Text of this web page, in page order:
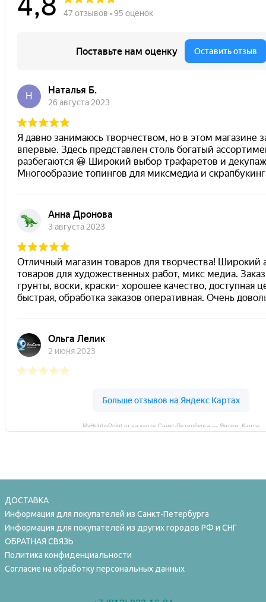
MyHobbyPoint.ru на карте Санкт‑Петербурга — Яндекс Карты
ДОСТАВКА
Информация для покупателей из Санкт-Петербурга
Информация для покупателей из других городов РФ и СНГ
ОБРАТНАЯ СВЯЗЬ
Политика конфиденциальности
Согласие на обработку персональных данных